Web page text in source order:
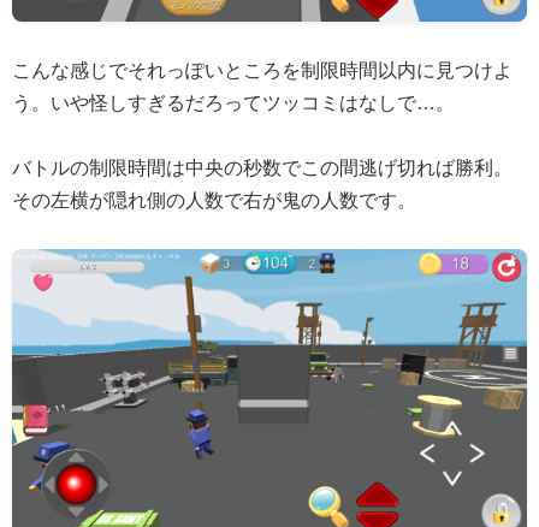
こんな感じでそれっぽいところを制限時間以内に見つけよ
う。いや怪しすぎるだろってツッコミはなしで…。
バトルの制限時間は中央の秒数でこの間逃げ切れば勝利。
その左横が隠れ側の人数で右が鬼の人数です。